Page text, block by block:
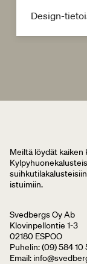
Design-
Meiltä löydät
istuimiin.
Svedbergs Oy Ab
Klovinpellontie 1-3
02180 ESPOO
Puhelin: (09) 584 10
Email: